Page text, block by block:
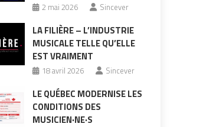
2 mai 2026 Sincever
LA FILIÈRE – L’INDUSTRIE
MUSICALE TELLE QU’ELLE
EST VRAIMENT
18 avril 2026 Sincever
LE QUÉBEC MODERNISE LES
CONDITIONS DES
MUSICIEN·NE·S